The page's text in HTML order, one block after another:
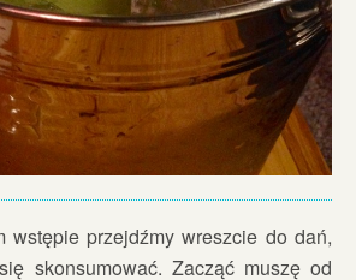
wstępie przejdźmy wreszcie do dań,
skonsumować. Zacząć muszę od